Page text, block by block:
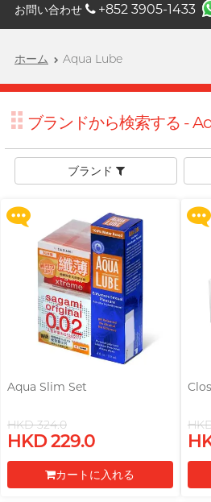
カスタムフィット
ビーガン向け
激ドット加工・色付き
デンタルダム
これがほしい！
ロマンティックな夜
ロングプレイタイプ
Intense Ecstasy
ブランド
Durex
これがほしい！
もっといい前戯
アナル専用潤滑ゼリー
敏感肌向け
Moisturising
おもちゃと併用可
ブランド
Pepee
Smile Makers
Sagami 相模ゴム
デュレックス (香港)
ONE ワン
Olivia オリヴィア
カップルリング
リーナー
アダルトグッズ専用アクセサリー
繰り返し使用タイプ
使い切りタイプ
バイブレーター
カップルリング
Pスポットマッサージ
アダルトグッズ専用潤滑ゼリーとク
ブランド
Arcwave
機能強化グッズ
親密度アップ
男性補助グッズ
女を刺激するグッズ
ブランド
Doctoreyes ドクターアイ
ズ
Mentholatum メンソレー
タム
Sensuous
INDICAID 妥析
pjur ピュア
TENGA テンガ
SPECTRE スペクトル
他の商標
彼女へ贈るプレゼント
彼へ贈るプレゼント
コラボグッズ
特別限定グッズ
全てのギフト商品を見る
デュレックス (香港)
F
Findom フィンドム
Fuji Latex
不二ラテックス
FUN FACTORY
Gillette
Glyde グライド
INDICAID 妥析
iroha イロハ
Japan Medical
ジャパンメディカル
JEX ジェクス
K
Kimono Swirl
Poetic pop music duo, per se
A Singer-songwriter, Anson
Poon
All-round Artist, Bondy Chiu
Body-Mind-Spirit Coach,
お問い合わせ +852 3905-1433
ホーム Aqua Lube
ブランドから検索する -
ブランド
Upon $200, Get Gillette Labs
$129!
他の特典へ
Aqua Slim Set
HKD 324.0
HKD 229.0
カートに入れる
他
Upon $200, Get Gillette Labs
with Exfoliating Bar Razorr at
$129!
他の特典へ 他